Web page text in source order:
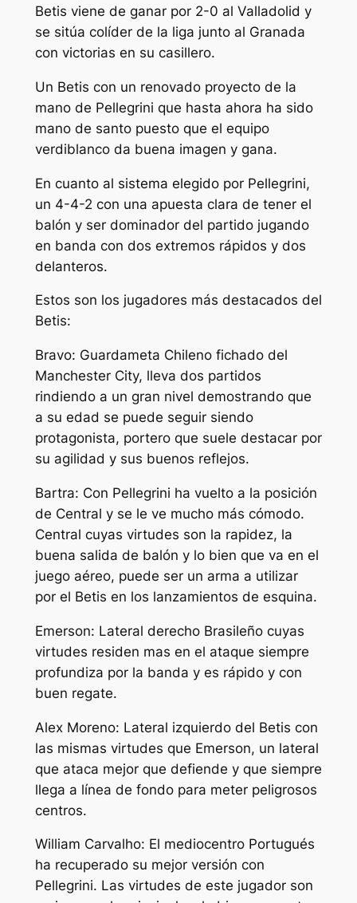
Betis viene de ganar por 2-0 al Valladolid y
se sitúa colíder de la liga junto al Granada
con victorias en su casillero.
Un Betis con un renovado proyecto de la
mano de Pellegrini que hasta ahora ha sido
mano de santo puesto que el equipo
verdiblanco da buena imagen y gana.
En cuanto al sistema elegido por Pellegrini,
un 4-4-2 con una apuesta clara de tener el
balón y ser dominador del partido jugando
en banda con dos extremos rápidos y dos
delanteros.
Estos son los jugadores más destacados del
Betis:
Bravo: Guardameta Chileno fichado del
Manchester City, lleva dos partidos
rindiendo a un gran nivel demostrando que
a su edad se puede seguir siendo
protagonista, portero que suele destacar por
su agilidad y sus buenos reflejos.
Bartra: Con Pellegrini ha vuelto a la posición
de Central y se le ve mucho más cómodo.
Central cuyas virtudes son la rapidez, la
buena salida de balón y lo bien que va en el
juego aéreo, puede ser un arma a utilizar
por el Betis en los lanzamientos de esquina.
Emerson: Lateral derecho Brasileño cuyas
virtudes residen mas en el ataque siempre
profundiza por la banda y es rápido y con
buen regate.
Alex Moreno: Lateral izquierdo del Betis con
las mismas virtudes que Emerson, un lateral
que ataca mejor que defiende y que siempre
llega a línea de fondo para meter peligrosos
centros.
William Carvalho: El mediocentro Portugués
ha recuperado su mejor versión con
Pellegrini. Las virtudes de este jugador son